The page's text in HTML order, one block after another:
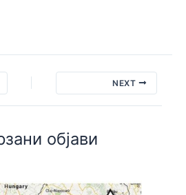
NEXT
објави